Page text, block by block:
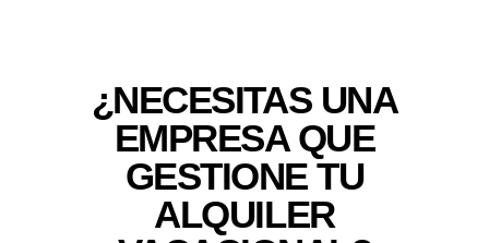
¿NECESITAS UNA
EMPRESA QUE
GESTIONE TU
ALQUILER